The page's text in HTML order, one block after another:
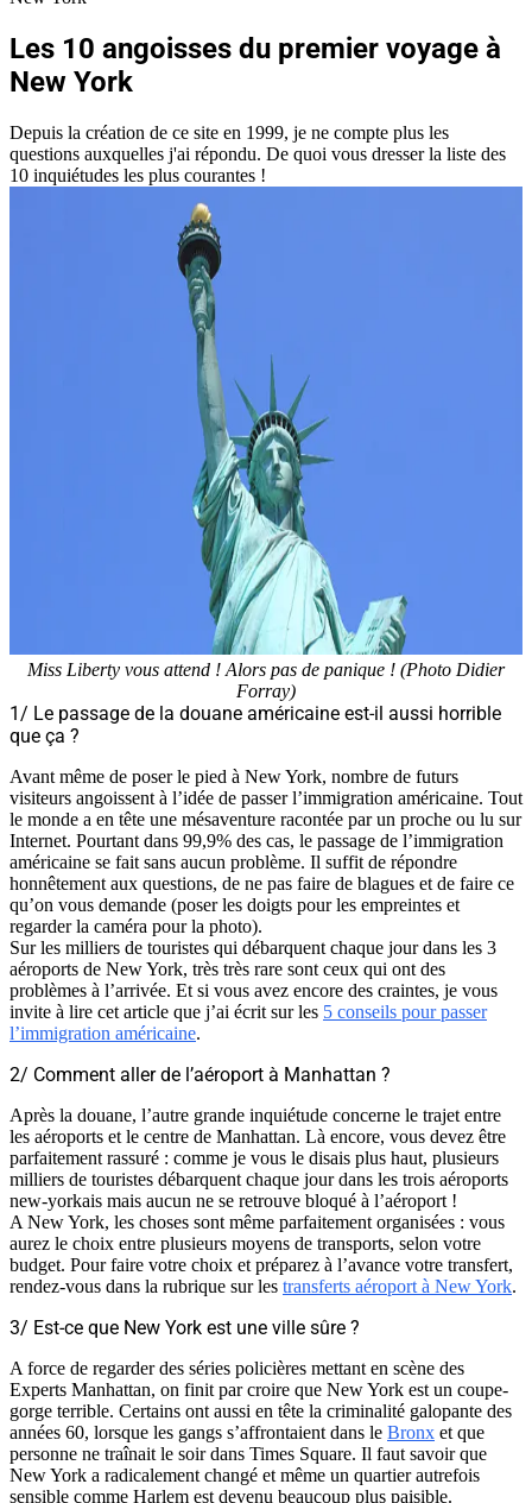
Les 10 angoisses du premier voyage à
New York
Depuis la création de ce site en 1999, je ne compte plus les
questions auxquelles j'ai répondu. De quoi vous dresser la liste des
10 inquiétudes les plus courantes !
Miss Liberty vous attend ! Alors pas de panique ! (Photo Didier
Forray)
1/ Le passage de la douane américaine est-il aussi horrible
que ça ?
Avant même de poser le pied à New York, nombre de futurs
visiteurs angoissent à l’idée de passer l’immigration américaine. Tout
le monde a en tête une mésaventure racontée par un proche ou lu sur
Internet. Pourtant dans 99,9% des cas, le passage de l’immigration
américaine se fait sans aucun problème. Il suffit de répondre
honnêtement aux questions, de ne pas faire de blagues et de faire ce
qu’on vous demande (poser les doigts pour les empreintes et
regarder la caméra pour la photo).
Sur les milliers de touristes qui débarquent chaque jour dans les 3
aéroports de New York, très très rare sont ceux qui ont des
problèmes à l’arrivée. Et si vous avez encore des craintes, je vous
invite à lire cet article que j’ai écrit sur les 5 conseils pour passer
l’immigration américaine.
2/ Comment aller de l’aéroport à Manhattan ?
Après la douane, l’autre grande inquiétude concerne le trajet entre
les aéroports et le centre de Manhattan. Là encore, vous devez être
parfaitement rassuré : comme je vous le disais plus haut, plusieurs
milliers de touristes débarquent chaque jour dans les trois aéroports
new-yorkais mais aucun ne se retrouve bloqué à l’aéroport !
A New York, les choses sont même parfaitement organisées : vous
aurez le choix entre plusieurs moyens de transports, selon votre
budget. Pour faire votre choix et préparez à l’avance votre transfert,
rendez-vous dans la rubrique sur les transferts aéroport à New York.
3/ Est-ce que New York est une ville sûre ?
A force de regarder des séries policières mettant en scène des
Experts Manhattan, on finit par croire que New York est un coupe-
gorge terrible. Certains ont aussi en tête la criminalité galopante des
années 60, lorsque les gangs s’affrontaient dans le Bronx et que
personne ne traînait le soir dans Times Square. Il faut savoir que
New York a radicalement changé et même un quartier autrefois
sensible comme Harlem est devenu beaucoup plus paisible.